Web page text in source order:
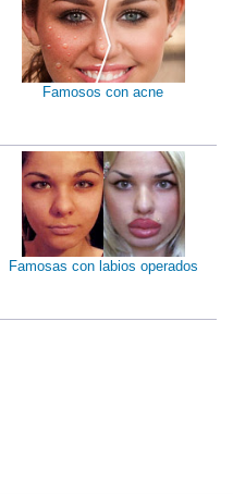
Famosos con acne
Famosas con labios operados